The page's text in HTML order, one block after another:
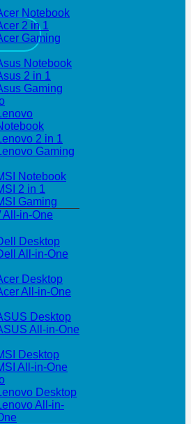
Notebook
2 in 1
Gaming
Notebook
2 in 1
Gaming
2 in 1
Gaming
Notebook
2 in 1
Gaming
All-in-One
Desktop
All-in-One
Desktop
All-in-One
Desktop
All-in-One
Desktop
All-in-One
Desktop
All-in-